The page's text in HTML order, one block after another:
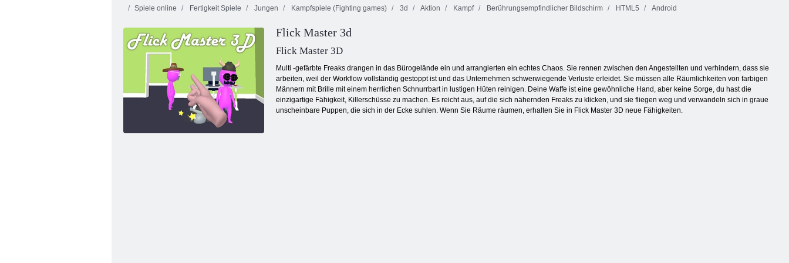
Killer. io
Rebellen
Kristalltempel
Spiele online Fertigkeit Spiele Jungen Kampfspiele (Fighting games) 3d Aktion Kampf Berührungsempfindlicher Bildschirm HTML5 Android
Flick Master 3d
Flick Master 3D
Multi -gefärbte Freaks drangen in das Bürogelände ein und arrangierten ein echtes Chaos. Sie rennen zwischen den Angestellten und verhindern, dass sie
arbeiten, weil der Workflow vollständig gestoppt ist und das Unternehmen schwerwiegende Verluste erleidet. Sie müssen alle Räumlichkeiten von farbigen
Männern mit Brille mit einem herrlichen Schnurrbart in lustigen Hüten reinigen. Deine Waffe ist eine gewöhnliche Hand, aber keine Sorge, du hast die
einzigartige Fähigkeit, Killerschüsse zu machen. Es reicht aus, auf die sich nähernden Freaks zu klicken, und sie fliegen weg und verwandeln sich in graue
unscheinbare Puppen, die sich in der Ecke suhlen. Wenn Sie Räume räumen, erhalten Sie in Flick Master 3D neue Fähigkeiten.